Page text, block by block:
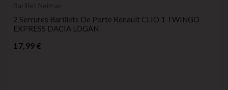
Barillet Neiman
2 Serrures Barillets De Porte Renault CLIO 1 TWINGO
EXPRESS DACIA LOGAN
17,99 €